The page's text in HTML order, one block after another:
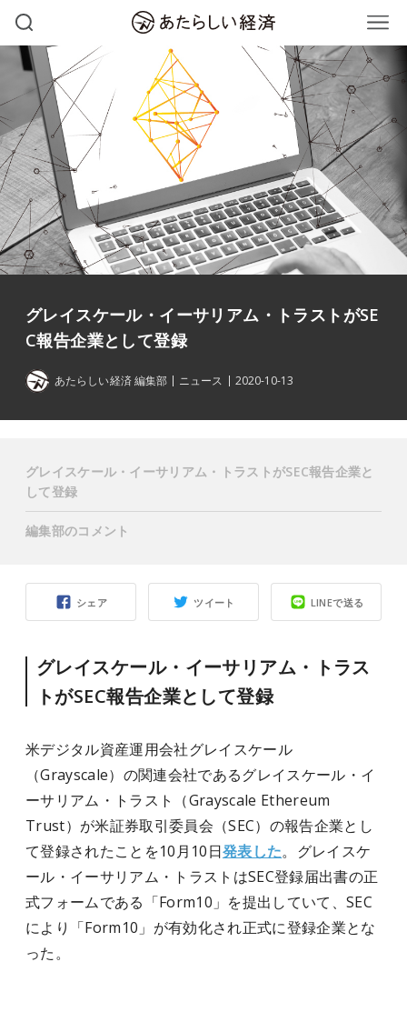
グレイスケール・イーサリアム・トラストがSE
C報告企業として登録
あたらしい経済 編集部 ニュース 2020-10-13
シェア ツイート LINEで送る
グレイスケール・イーサリアム・トラス
トがSEC報告企業として登録
米デジタル資産運用会社グレイスケール
（Grayscale）の関連会社であるグレイスケール・イ
ーサリアム・トラスト（Grayscale Ethereum
Trust）が米証券取引委員会（SEC）の報告企業とし
て登録されたことを10月10日発表した。グレイスケ
ール・イーサリアム・トラストはSEC登録届出書の正
式フォームである「Form10」を提出していて、SEC
により「Form10」が有効化され正式に登録企業とな
った。
グレイスケール・イーサリアム・トラストがSEC報告企業と
して登録
編集部のコメント